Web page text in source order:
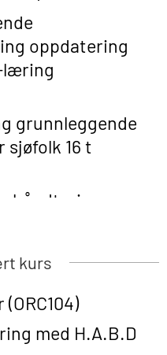
– Refresher
(English) – with
inkl pustelunge
(OSEBLE018)
Escape incl.
(English)
Training for
–
inkl.
oppdatering
læring
grunnleggende
16 t
for fiskere
kurs
med H.A.B.D